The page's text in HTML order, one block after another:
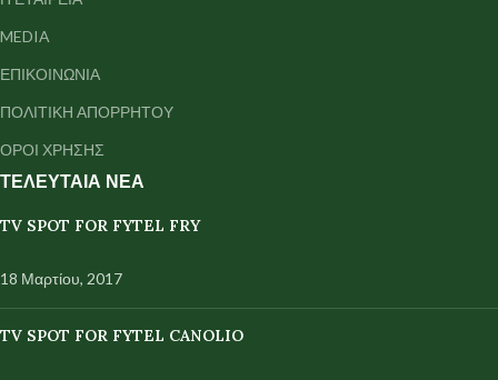
MEDIA
ΕΠΙΚΟΙΝΩΝΙΑ
ΠΟΛΙΤΙΚΗ ΑΠΟΡΡΗΤΟΥ
ΟΡΟΙ ΧΡΗΣΗΣ
ΤΕΛΕΥΤΑΙΑ ΝΕΑ
TV SPOT FOR FYTEL FRY
18 Μαρτίου, 2017
TV SPOT FOR FYTEL CANOLIO